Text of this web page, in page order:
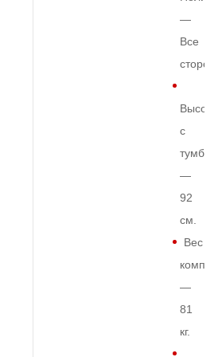
—
Все
Высота
с
тумбой
—
92
см.
Вес
—
81
кг.